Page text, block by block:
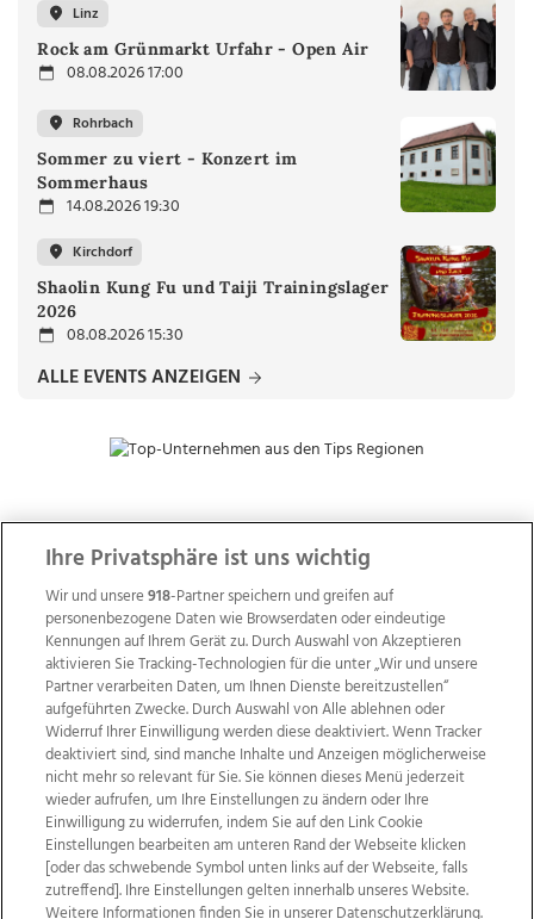
Linz
Rock am Grünmarkt Urfahr - Open Air
08.08.2026 17:00
Rohrbach
Sommer zu viert - Konzert im
Sommerhaus
14.08.2026 19:30
Kirchdorf
Shaolin Kung Fu und Taiji Trainingslager
2026
08.08.2026 15:30
ALLE EVENTS ANZEIGEN
ZUR NACHRICHTENÜBERSICHT
Wir über uns Mediadaten Kontakt
Jobs
Datenschutz
Impressum
AGB Anzeigekunden
Ihre Privatsphäre ist uns wichtig
Wir und unsere918-Partner speichern und greifen auf
personenbezogene Daten wie Browserdaten oder eindeutige
Kennungen auf Ihrem Gerät zu. Durch Auswahl von Akzeptieren
aktivieren Sie Tracking-Technologien für die unter „Wir und unsere
Partner verarbeiten Daten, um Ihnen Dienste bereitzustellen“
aufgeführten Zwecke. Durch Auswahl von Alle ablehnen oder
Widerruf Ihrer Einwilligung werden diese deaktiviert. Wenn Tracker
deaktiviert sind, sind manche Inhalte und Anzeigen möglicherweise
nicht mehr so relevant für Sie. Sie können dieses Menü jederzeit
wieder aufrufen, um Ihre Einstellungen zu ändern oder Ihre
Einwilligung zu widerrufen, indem Sie auf den Link Cookie
Einstellungen bearbeiten am unteren Rand der Webseite klicken
[oder das schwebende Symbol unten links auf der Webseite, falls
zutreffend]. Ihre Einstellungen gelten innerhalb unseres Website.
Weitere Informationen finden Sie in unserer Datenschutzerklärung.